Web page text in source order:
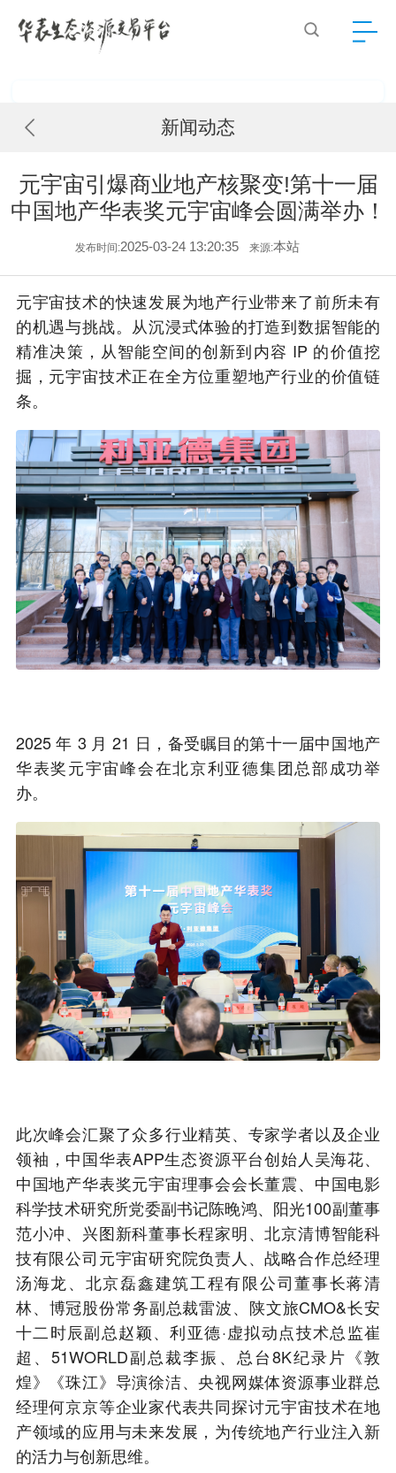
新闻动态
元宇宙引爆商业地产核聚变!第十一届
中国地产华表奖元宇宙峰会圆满举办！
发布时间:2025-03-24 13:20:35 来源:本站
元宇宙技术的快速发展为地产行业带来了前所未有
的机遇与挑战。从沉浸式体验的打造到数据智能的
精准决策，从智能空间的创新到内容 IP 的价值挖
掘，元宇宙技术正在全方位重塑地产行业的价值链
条。
2025 年 3 月 21 日，备受瞩目的第十一届中国地产
华表奖元宇宙峰会在北京利亚德集团总部成功举
办。
此次峰会汇聚了众多行业精英、专家学者以及企业
领袖，中国华表APP生态资源平台创始人吴海花、
中国地产华表奖元宇宙理事会会长董震、中国电影
科学技术研究所党委副书记陈晚鸿、阳光100副董事
范小冲、兴图新科董事长程家明、北京清博智能科
技有限公司元宇宙研究院负责人、战略合作总经理
汤海龙、北京磊鑫建筑工程有限公司董事长蒋清
林、博冠股份常务副总裁雷波、陕文旅CMO&长安
十二时辰副总赵颖、利亚德·虚拟动点技术总监崔
超、51WORLD副总裁李振、总台8K纪录片《敦
煌》《珠江》导演徐洁、央视网媒体资源事业群总
经理何京京等企业家代表共同探讨元宇宙技术在地
产领域的应用与未来发展，为传统地产行业注入新
的活力与创新思维。